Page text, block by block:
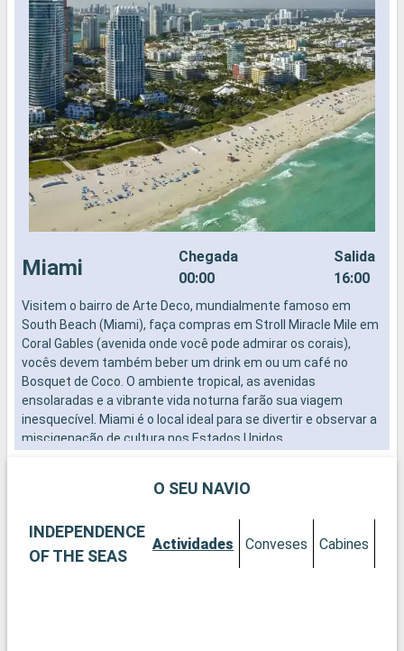
Miami
Chegada
00:00
Salida
16:00
Visitem o bairro de Arte Deco, mundialmente famoso em
South Beach (Miami), faça compras em Stroll Miracle Mile em
Coral Gables (avenida onde você pode admirar os corais),
vocês devem também beber um drink em ou um café no
Bosquet de Coco. O ambiente tropical, as avenidas
ensolaradas e a vibrante vida noturna farão sua viagem
inesquecível. Miami é o local ideal para se divertir e observar a
miscigenação de cultura nos Estados Unidos.
O SEU NAVIO
INDEPENDENCE
OF THE SEAS
Actividades Conveses Cabines